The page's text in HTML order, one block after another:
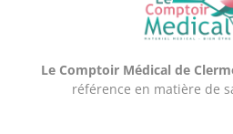
Le Comptoir Médical de
référence en matière de